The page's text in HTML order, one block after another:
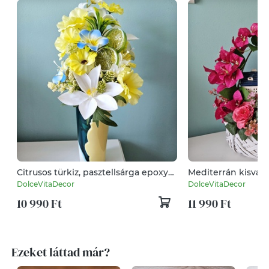
Citrusos türkiz, pasztellsárga epoxy
asztaldísz frangipáni virággal 💙🌺🍈
DolceVitaDecor
10 990 Ft
Mediterrán
körbefutott
DolceVitaDecor
11 990 Ft
Ezeket láttad már?